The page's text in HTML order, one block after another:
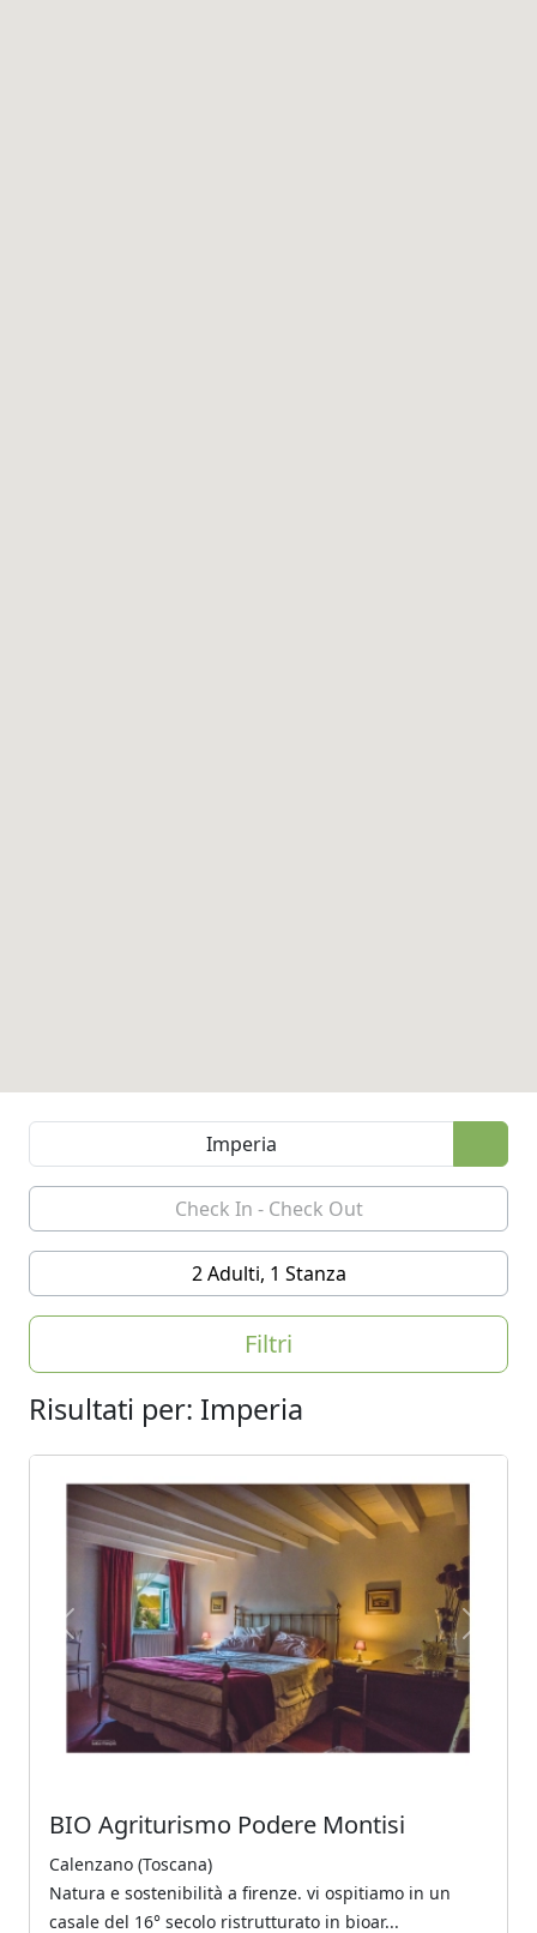
2 Adulti, 1 Stanza
Filtri
Risultati per: Imperia
Previous Next
BIO Agriturismo Podere Montisi
Calenzano (Toscana)
Natura e sostenibilità a firenze. vi ospitiamo in un
casale del 16° secolo ristrutturato in bioar...